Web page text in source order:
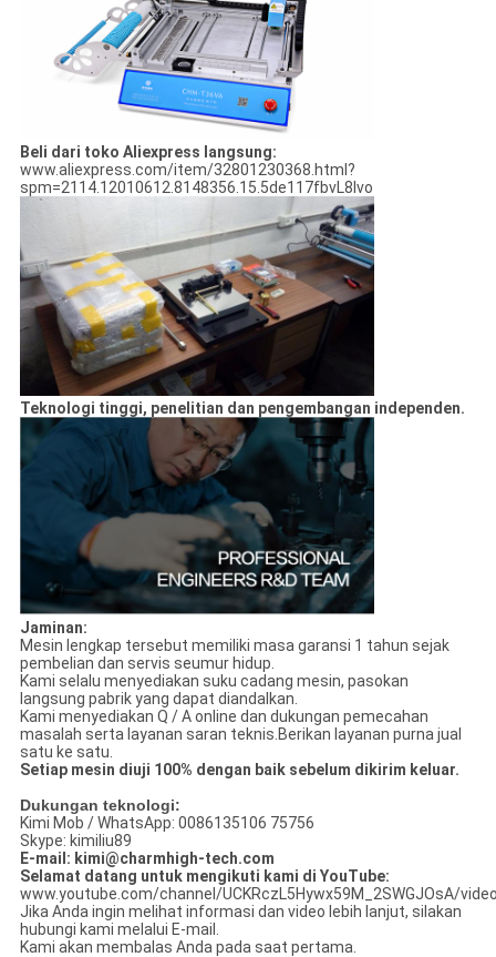
Beli dari toko Aliexpress langsung:
www.aliexpress.com/item/32801230368.html?
spm=2114.12010612.8148356.15.5de117fbvL8lvo
Teknologi tinggi, penelitian dan pengembangan independen.
Jaminan:
Mesin lengkap tersebut memiliki masa garansi 1 tahun sejak
pembelian dan servis seumur hidup.
Kami selalu menyediakan suku cadang mesin, pasokan
langsung pabrik yang dapat diandalkan.
Kami menyediakan Q / A online dan dukungan pemecahan
masalah serta layanan saran teknis.Berikan layanan purna jual
satu ke satu.
Setiap mesin diuji 100% dengan baik sebelum dikirim keluar.
Dukungan teknologi:
Kimi Mob / WhatsApp: 0086135106 75756
Skype: kimiliu89
E-mail: kimi@charmhigh-tech.com
Selamat datang untuk mengikuti kami di YouTube:
www.youtube.com/channel/UCKRczL5Hywx59M_2SWGJOsA/
Jika Anda ingin melihat informasi dan video lebih lanjut, silakan
hubungi kami melalui E-mail.
Kami akan membalas Anda pada saat pertama.